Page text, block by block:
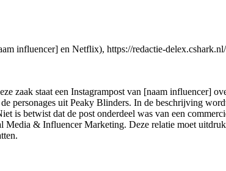
en Netflix), https://redactie-
zaak staat een Instagrampost van [naam influencer]
personages uit Peaky Blinders. In de beschrijving
is betwist dat de post onderdeel was van een
Media & Influencer Marketing. Deze relatie moet